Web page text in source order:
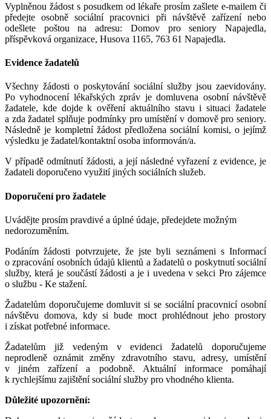
Vyplněnou žádost s posudkem od lékaře prosím zašlete e-mailem či
předejte osobně sociální pracovnici při návštěvě zařízení nebo
odešlete poštou na adresu: Domov pro seniory Napajedla,
příspěvková organizace, Husova 1165, 763 61 Napajedla.
Evidence žadatelů
Všechny žádosti o poskytování sociální služby jsou zaevidovány.
Po vyhodnocení lékařských zpráv je domluvena osobní návštěvě
žadatele, kde dojde k ověření aktuálního stavu i situaci žadatele
a zda žadatel splňuje podmínky pro umístění v domově pro seniory.
Následně je kompletní žádost předložena sociální komisi, o jejímž
výsledku je žadatel/kontaktní osoba informován/a.
V případě odmítnutí žádosti, a její následné vyřazení z evidence, je
žadateli doporučeno využití jiných sociálních služeb.
Doporučení pro žadatele
Uvádějte prosím pravdivé a úplné údaje, předejdete možným
nedorozuměním.
Podáním žádosti potvrzujete, že jste byli seznámeni s Informací
o zpracování osobních údajů klientů a žadatelů o poskytnutí sociální
služby, která je součástí žádosti a je i uvedena v sekci Pro zájemce
o službu - Ke stažení.
Žadatelům doporučujeme domluvit si se sociální pracovnicí osobní
návštěvu domova, kdy si bude moct prohlédnout jeho prostory
i získat potřebné informace.
Žadatelům již vedeným v evidenci žadatelů doporučujeme
neprodleně oznámit změny zdravotního stavu, adresy, umístění
v jiném zařízení a podobně. Aktuální informace pomáhají
k rychlejšímu zajištění sociální služby pro vhodného klienta.
Důležité upozornění: